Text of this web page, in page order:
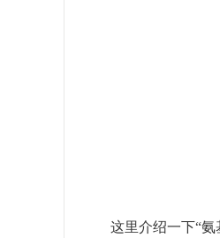
这里介绍一下“氨